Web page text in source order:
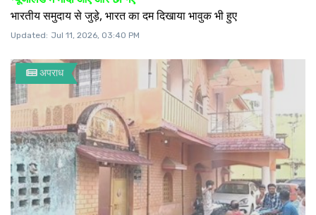
भारतीय समुदाय से जुड़े, भारत का दम दिखाया भावुक भी हुए
Updated: Jul 11, 2026, 03:40 PM
अपराध